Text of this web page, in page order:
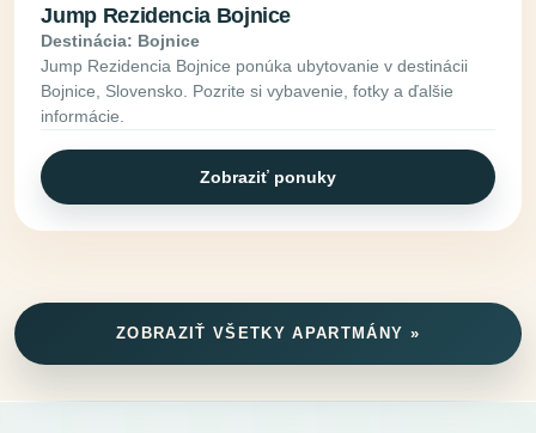
Jump Rezidencia Bojnice
Destinácia: Bojnice
Jump Rezidencia Bojnice ponúka ubytovanie v destinácii
Bojnice, Slovensko. Pozrite si vybavenie, fotky a ďalšie
informácie.
Zobraziť ponuky
ZOBRAZIŤ VŠETKY APARTMÁNY »